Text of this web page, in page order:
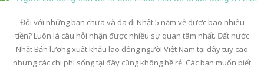
Đối với những bạn chưa và đã đi Nhật 5 năm về được bao nhiêu
tiền? Luôn là câu hỏi nhận được nhiều sự quan tâm nhất. Đất nước
Nhật Bản lương xuất khẩu lao động người Việt Nam tại đây tuy cao
nhưng các chi phí sống tại đây cũng không hề rẻ. Các bạn muốn biết